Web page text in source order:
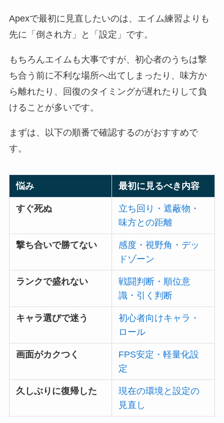
Apexで最初に見直したいのは、エイム練習よりも
先に「倒され方」と「設定」です。
もちろんエイムも大事ですが、初心者のうちは撃
ち合う前に不利な場所へ出てしまったり、味方か
ら離れたり、回復のタイミングが遅れたりして負
けることが多いです。
まずは、以下の順番で確認するのがおすすめで
す。
悩み 最初に見るべき内容
すぐ死ぬ
立ち回り・遮蔽物・
味方との距離
撃ち合いで勝てない
感度・視野角・デッ
ドゾーン
ランクで盛れない
戦闘判断・順位意
識・引く判断
キャラ選びで迷う
初心者向けキャラ・
ロール
画面がカクつく
FPS安定・軽量化設
定
久しぶりに復帰した
現在の環境と設定の
見直し